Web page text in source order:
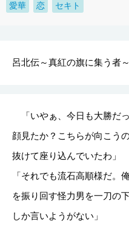
愛華
恋 セキト
呂北伝～真紅の旗に集う者
「いやぁ、今日も大勝だ
顔見たか？こちらが向こう
抜けて座り込んでいたわ」
「それでも流石高順様だ。
を振り回す怪力男を一刀の
しか言いようがない」